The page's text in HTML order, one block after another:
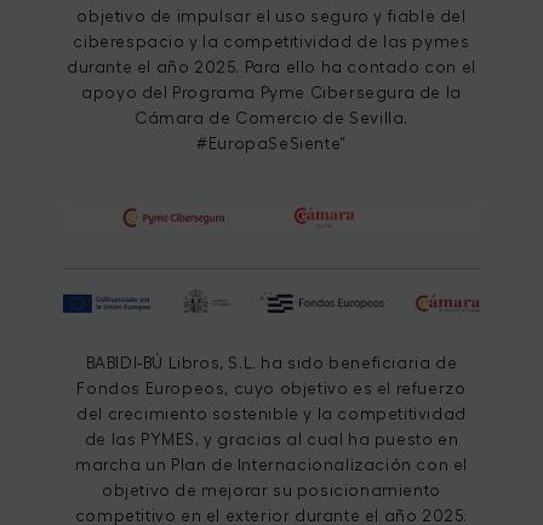
objetivo de impulsar el uso seguro y fiable del
ciberespacio y la competitividad de las pymes
durante el año 2025. Para ello ha contado con el
apoyo del Programa Pyme Cibersegura de la
Cámara de Comercio de Sevilla.
#EuropaSeSiente”
BABIDI-BÚ Libros, S.L. ha sido beneficiaria de
Fondos Europeos, cuyo objetivo es el refuerzo
del crecimiento sostenible y la competitividad
de las PYMES, y gracias al cual ha puesto en
marcha un Plan de Internacionalización con el
objetivo de mejorar su posicionamiento
competitivo en el exterior durante el año 2025.